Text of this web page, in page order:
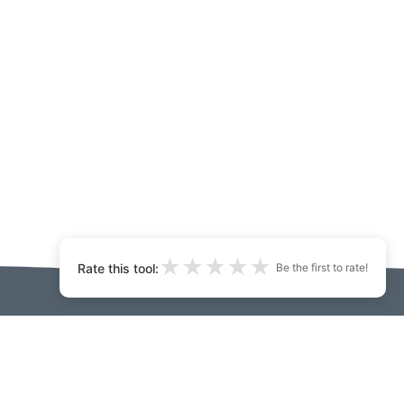
Rate this tool: ★ ★ ★ ★ ★ Be the first to rate!